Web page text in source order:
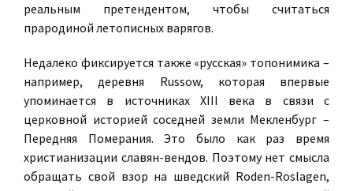
реальным претендентом, чтобы считаться
прародиной летописных варягов.
Недалеко фиксируется также «русская» топонимика –
например, деревня Russow, которая впервые
упоминается в источниках XIII века в связи с
церковной историей соседней земли Мекленбург –
Передняя Померания. Это было как раз время
христианизации славян-вендов. Поэтому нет смысла
обращать свой взор на шведский Roden-Roslagen,